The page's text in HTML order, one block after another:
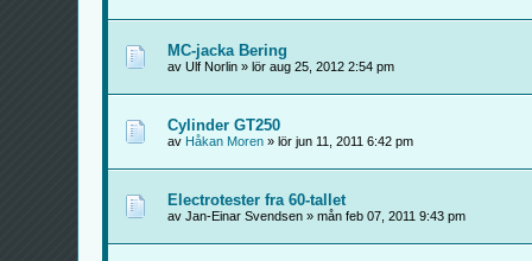
MC-jacka Bering
av Ulf Norlin » lör aug 25, 2012 2:54 pm
Cylinder GT250
av Håkan Moren » lör jun 11, 2011 6:42 pm
Electrotester fra 60-tallet
av Jan-Einar Svendsen » mån feb 07, 2011 9:43 pm